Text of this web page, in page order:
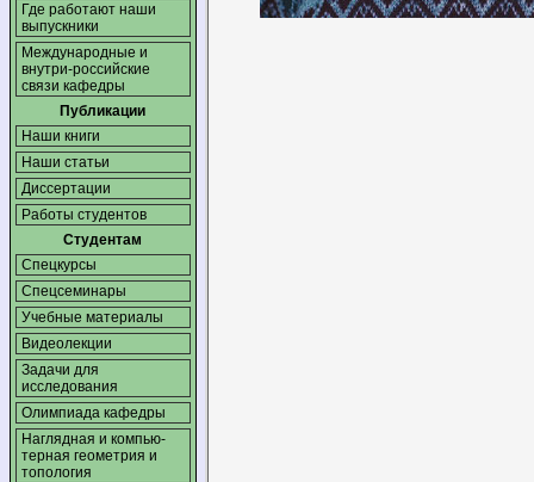
Где работают наши
выпускники
Международные и
внутри-российские
связи кафедры
Публикации
Наши книги
Наши статьи
Диссертации
Работы студентов
Студентам
Спецкурсы
Спецсеминары
Учебные материалы
Видеолекции
Задачи для
исследования
Олимпиада кафедры
Наглядная и компью­
терная геометрия и
топология